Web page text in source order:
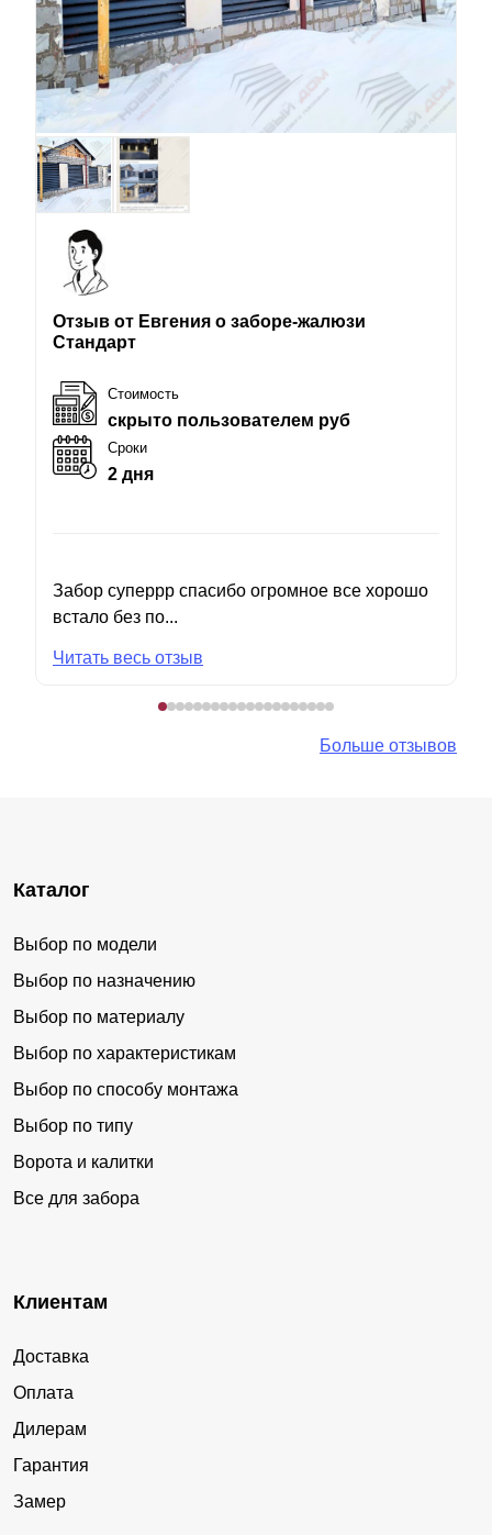
Отзыв от Евгения о заборе-жалюзи
Стандарт
Стоимость
скрыто пользователем руб
Сроки
2 дня
Забор суперрр спасибо огромное все хорошо
встало без по...
Читать весь отзыв
Больше отзывов
Каталог
Выбор по модели
Выбор по назначению
Выбор по материалу
Выбор по характеристикам
Выбор по способу монтажа
Выбор по типу
Ворота и калитки
Все для забора
Клиентам
Доставка
Оплата
Дилерам
Гарантия
Замер